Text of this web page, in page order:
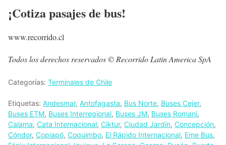
¡Cotiza pasajes de bus!
www.recorrido.cl
Todos los derechos reservados © Recorrido Latin America SpA
Categorías: Terminales de Chile
Etiquetas: Andesmar, Antofagasta, Bus Norte, Buses Cejer,
Buses ETM, Buses Interregional, Buses JM, Buses Romani,
Calama, Cata Internacional, Ciktur, Ciudad Jardín, Concepción,
Cóndor, Copiapó, Coquimbo, El Rápido Internacional, Eme Bus,